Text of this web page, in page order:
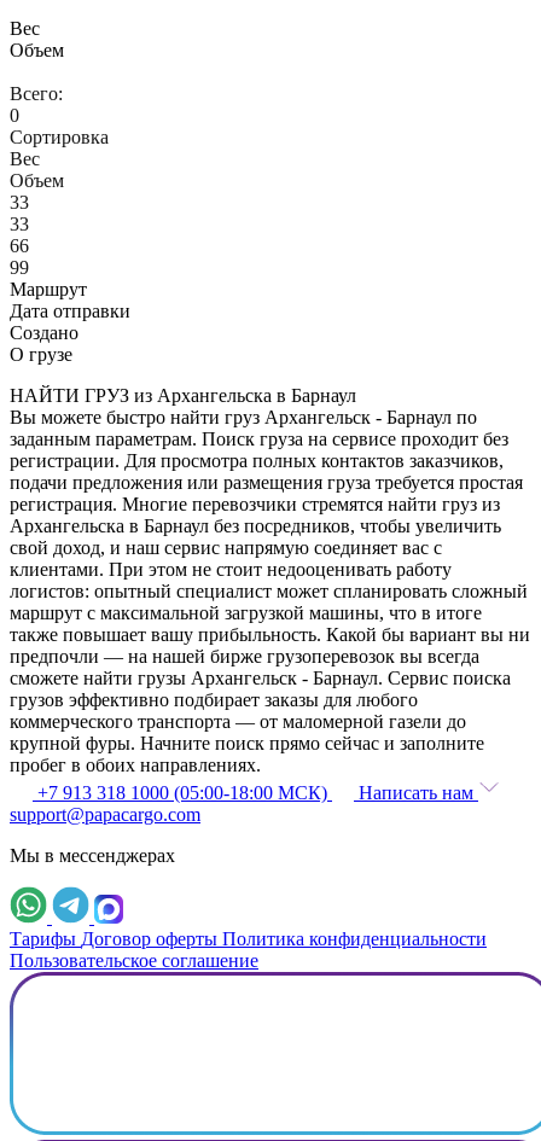
Вес
Объем
Всего:
0
Сортировка
Вес
Объем
33
33
66
99
Маршрут
Дата отправки
Создано
О грузе
НАЙТИ ГРУЗ из Архангельска в Барнаул
Вы можете быстро найти груз Архангельск - Барнаул по
заданным параметрам. Поиск груза на сервисе проходит без
регистрации. Для просмотра полных контактов заказчиков,
подачи предложения или размещения груза требуется простая
регистрация. Многие перевозчики стремятся найти груз из
Архангельска в Барнаул без посредников, чтобы увеличить
свой доход, и наш сервис напрямую соединяет вас с
клиентами. При этом не стоит недооценивать работу
логистов: опытный специалист может спланировать сложный
маршрут с максимальной загрузкой машины, что в итоге
также повышает вашу прибыльность. Какой бы вариант вы ни
предпочли — на нашей бирже грузоперевозок вы всегда
сможете найти грузы Архангельск - Барнаул. Сервис поиска
грузов эффективно подбирает заказы для любого
коммерческого транспорта — от маломерной газели до
крупной фуры. Начните поиск прямо сейчас и заполните
пробег в обоих направлениях.
+7 913 318 1000 (05:00-18:00 МСК)
Написать нам
support@papacargo.com
Мы в мессенджерах
Тарифы Договор оферты Политика конфиденциальности
Пользовательское соглашение